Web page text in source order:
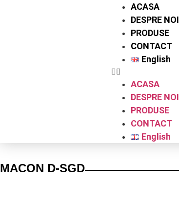
ACASA
DESPRE NOI
PRODUSE
CONTACT
English
ACASA
DESPRE NOI
PRODUSE
CONTACT
English
MACON D-SGD